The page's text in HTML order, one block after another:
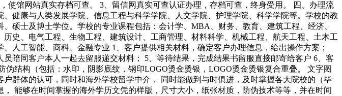
馆网站真实存档可查。 3、留信网真实可查认证办理，存档可查，终身受用。 四、办理流
健康与人类发展学院、信息工程与科学学院、人文学院、护理学院、科学学院等。学校的教
硕士及博士学位。学校的专业课程包括：会计学、MBA、财务、教育、建筑工程、经济、
史、电气工程、生物工程、建筑设计、工商管理、材料科学、机械工程、航天工程、土木工
人工智能、商科、金融专业 1、客户提供相关材料，确定客户办理信息，给出操作方案；
陪同客户本人一起去留服递交材料； 5、等待结果，完成结果书留服直接邮寄给客户 6、客
结构（包括：水印，阴影底纹，钢印LOGO烫金烫银，LOGO烫金烫银复合重叠。 文字图
群体的认可，同时和海外学校留学中介， 同时能做到与时俱进，及时掌握各大院校的（毕
能够在时间掌握的海外学历文凭的样版，尺寸大小，纸张材质，防伪技术等等，并在时间